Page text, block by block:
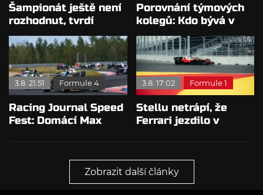
Šampionát ještě není
rozhodnut, tvrdí
Brundle
Porovnání týmových
kolegů: Kdo bývá v
sobotu nejrychlejší?
3.8. 21:51 Formule 4
Racing Journal Speed
Fest: Domácí Max
3.8. 17:02 Formule 1
Stellu netrápí, že
Ferrari jezdilo v
Zobrazit další články